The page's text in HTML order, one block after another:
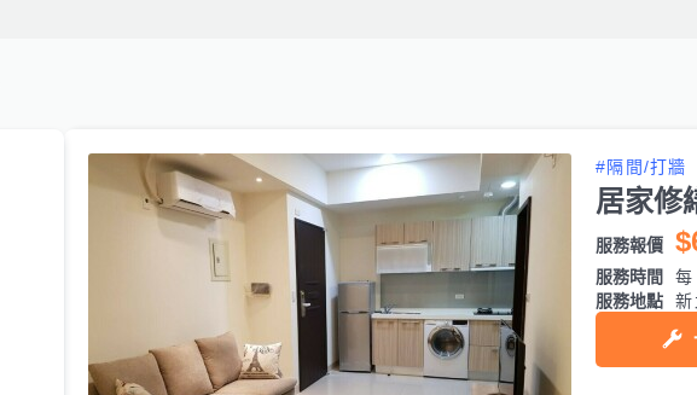
#隔間/打牆
居家修
服務報價
服務時間
服務地點